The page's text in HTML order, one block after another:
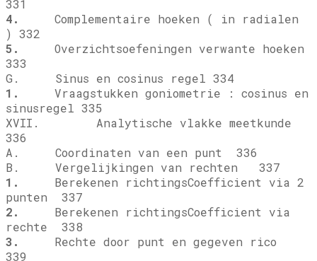
331
4.
Complementaire hoeken ( in radialen
) 332
5.
Overzichtsoefeningen verwante hoeken
333
G. Sinus en cosinus regel 334
1.
Vraagstukken goniometrie : cosinus en
sinusregel 335
XVII. Analytische vlakke meetkunde
336
A. Coordinaten van een punt 336
B. Vergelijkingen van rechten 337
1.
Berekenen richtingsCoefficient via 2
punten 337
2.
Berekenen richtingsCoefficient via
rechte 338
3.
Rechte door punt en gegeven rico
339